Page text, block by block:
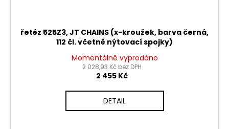
řetěz 525Z3, JT CHAINS (x-kroužek, barva černá,
112 čl. včetně nýtovací spojky)
Momentálně vyprodáno
2 028,93 Kč bez DPH
2 455 Kč
DETAIL